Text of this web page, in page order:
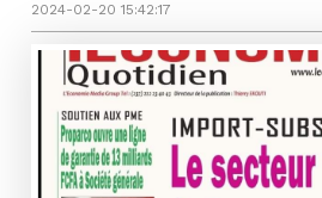
2024-02-20 15:42:17